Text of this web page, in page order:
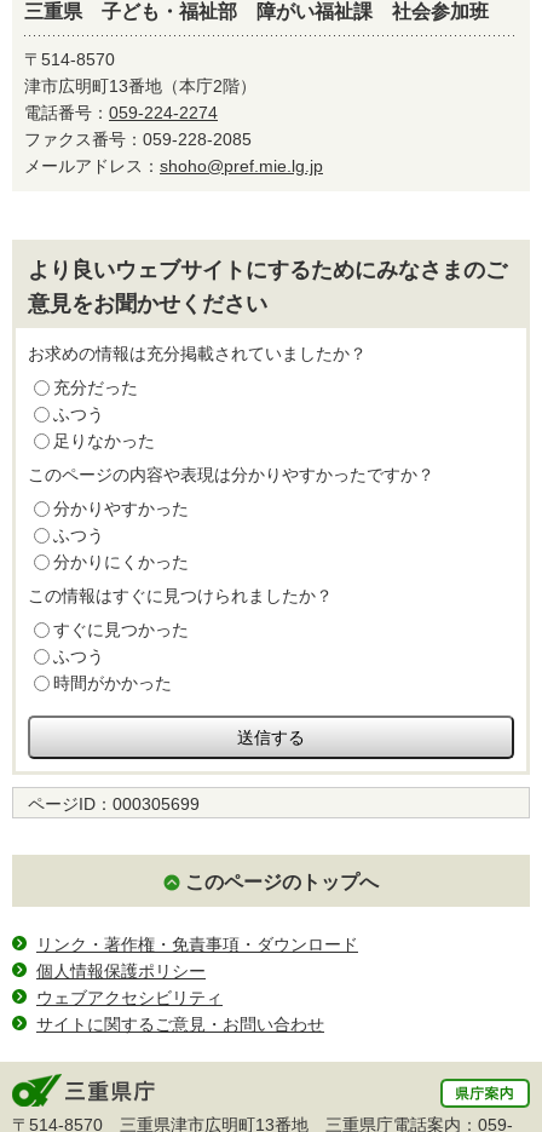
三重県 子ども・福祉部 障がい福祉課 社会参加班
〒514-8570
津市広明町13番地（本庁2階）
電話番号： 059-224-2274
ファクス番号：059-228-2085
メールアドレス： shoho@pref.mie.lg.jp
より良いウェブサイトにするためにみなさまのご
意見をお聞かせください
お求めの情報は充分掲載されていましたか？
充分だった
ふつう
足りなかった
このページの内容や表現は分かりやすかったですか？
分かりやすかった
ふつう
分かりにくかった
この情報はすぐに見つけられましたか？
すぐに見つかった
ふつう
時間がかかった
ページID： 000305699
このページのトップへ
リンク・著作権・免責事項・ダウンロード
個人情報保護ポリシー
ウェブアクセシビリティ
サイトに関するご意見・お問い合わせ
〒514-8570 三重県津市広明町13番地 三重県庁電話案内： 059-